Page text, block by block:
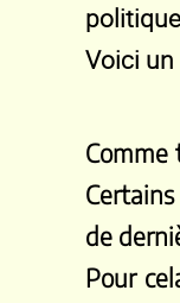
Voici
Comme
de
Pour